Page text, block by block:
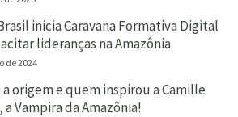
inicia Caravana Formativa Digital
lideranças na Amazônia
de 2024
a origem e quem inspirou a Camille
Vampira da Amazônia!